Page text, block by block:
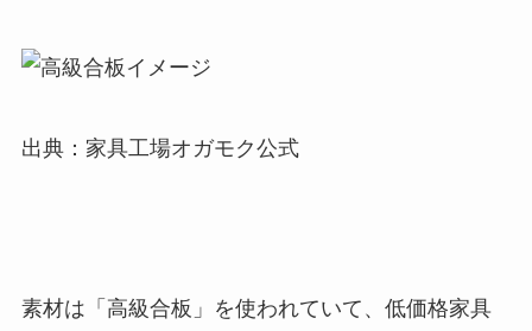
出典：家具工場オガモク公式
素材は「 高級合板 」を使われていて、低価格家具